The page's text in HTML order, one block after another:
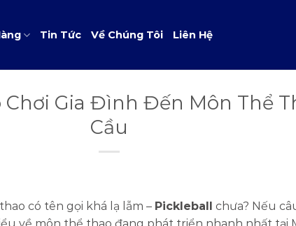
Tin Tức Về Chúng Tôi Liên Hệ
Chơi Gia Đình Đến Môn Thể
Cầu
có tên gọi khá lạ lẫm – Pickleball chưa? Nếu